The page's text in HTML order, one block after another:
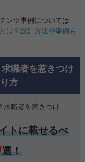
ンツ事例については
は？設計方法や事例も
職者を惹きつけ
方
トに載せるべ
選！